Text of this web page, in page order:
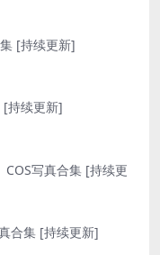
[持续更新]
[持续更新]
COS写真合集 [持续更
合集 [持续更新]